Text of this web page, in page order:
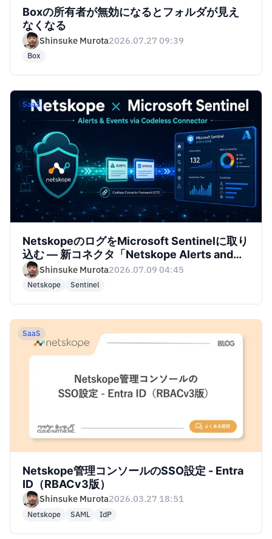
Boxの所有者が無効になるとフォルダが見え
なくなる
Shinsuke Murota2026.07.27 09:39
Box
SaaS
NetskopeのログをMicrosoft Sentinelに取り
込む — 新コネクタ「Netskope Alerts and
Events」接続手順
Shinsuke Murota2026.07.09 04:45
Netskope Sentinel
SaaS
Netskope管理コンソールのSSO設定 - Entra
ID（RBACv3版）
Shinsuke Murota2026.03.27 18:51
Netskope SAML IdP